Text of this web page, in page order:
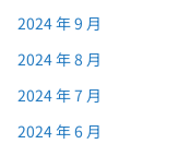
2024 年 9 月
2024 年 8 月
2024 年 7 月
2024 年 6 月